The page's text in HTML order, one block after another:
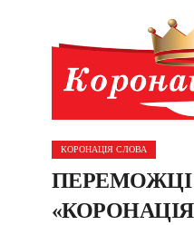
КОРОНАЦІЯ СЛОВА
«КОРОНАЦІЯ